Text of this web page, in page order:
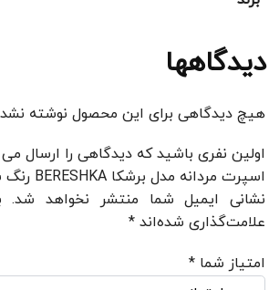
دیدگاهها
هیچ دیدگاهی برای این محصول نوشته
اولین نفری باشید که دیدگاهی را ارسال
اسپرت مردانه مدل برشکا BERESHKA رنگ سفید کد 7720”
نشانی ایمیل شما منتشر نخواهد شد.
علامت‌گذاری شده‌اند *
امتیاز شما *